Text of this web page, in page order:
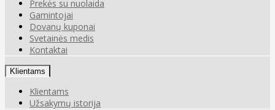
Prekės su nuolaida
Gamintojai
Dovanų kuponai
Svetainės medis
Kontaktai
Klientams
Klientams
Užsakymų istorija